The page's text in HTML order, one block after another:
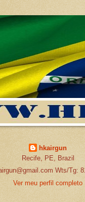
hkairgun
Recife, PE, Brazil
Wts/Tg:
Ver meu perfil completo